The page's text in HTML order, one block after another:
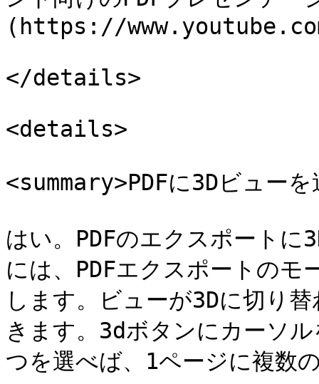
(https://
</details>
<details>
<summary>PDFに3Dビュー
はい。PDFのエクスポートに
には、PDFエクスポートの
します。ビューが3Dに切り
きます。3dボタンにカーソ
つを選べば、1ページに複数